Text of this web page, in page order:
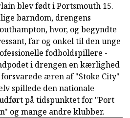
blev født i Portsmouth 15.
barndom, drengens
hvor, og begyndte
far og onkel til den unge
fodboldspillere -
i drengen en kærlighed
æren af "Stoke City"
spillede den nationale
på tidspunktet for "Port
og mange andre klubber.